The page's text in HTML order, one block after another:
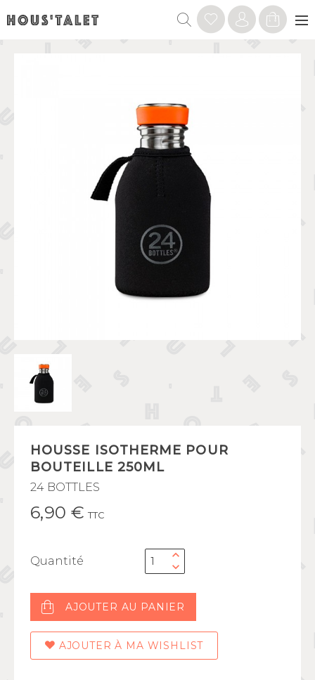
HOUSSE ISOTHERME POUR
BOUTEILLE 250ML
24 BOTTLES
6,90 € TTC
Quantité
AJOUTER AU PANIER
AJOUTER À MA WISHLIST